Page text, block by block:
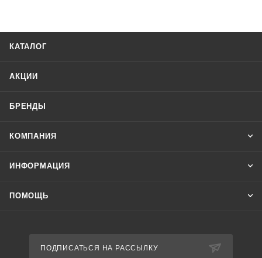
КАТАЛОГ
АКЦИИ
БРЕНДЫ
КОМПАНИЯ
ИНФОРМАЦИЯ
ПОМОЩЬ
ПОДПИСАТЬСЯ НА РАССЫЛКУ